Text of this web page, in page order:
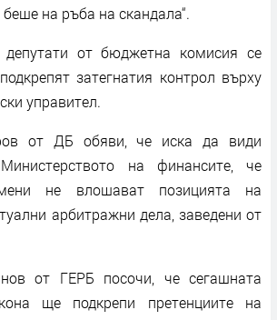
на ръба на скандала“.
от бюджетна комисия се
затегнатия контрол върху
управител.
от ДБ обяви, че иска да види
на финансите, че
не влошават позицията на
арбитражни дела, заведени от
от ГЕРБ посочи, че сегашната
ще подкрепи претенциите на